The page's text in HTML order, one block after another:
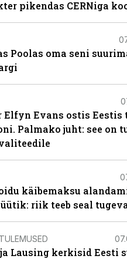
pikendas CERNiga
Poolas oma seni
Elfyn Evans ostis Eestis
Palmako juht: see on
käibemaksu
riik teeb seal
Lausing kerkisid Eesti